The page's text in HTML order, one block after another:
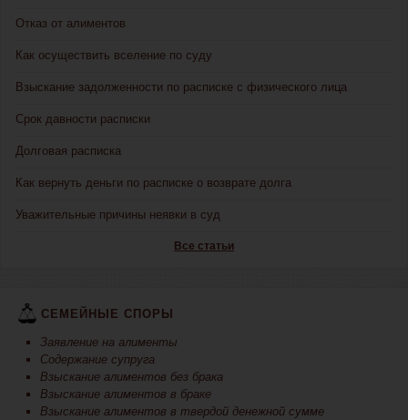
Отказ от алиментов
Как осуществить вселение по суду
Взыскание задолженности по расписке с физического лица
Срок давности расписки
Долговая расписка
Как вернуть деньги по расписке о возврате долга
Уважительные причины неявки в суд
Все статьи
СЕМЕЙНЫЕ СПОРЫ
Заявление на алименты
Содержание супруга
Взыскание алиментов без брака
Взыскание алиментов в браке
Взыскание алиментов в твердой денежной сумме